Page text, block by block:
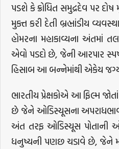
પડશે કે ક્રોધિત સમુદ્રદેવ પર
મુક્ત કરી દેતી બ્રહ્માંડીય
હોમરના મહાકાવ્યના અંતમાં
એવો પડદો છે, જેની આરપાર
હિસાબ આ બન્નેમાંથી એકેય
ભારતીય પ્રેક્ષકોએ આ ફિલ્મ
છે જેને ઓડિસ્યૂસના
અંત તરફ ઓડિસ્યૂસ પોતાની
ધનુષ્યની પણછ ચડાવે છે, જેને